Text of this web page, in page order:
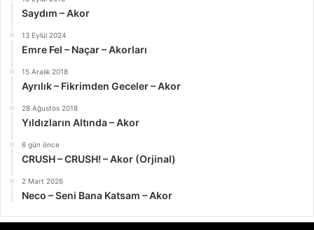
Saydım – Akor
13 Eylül 2024
Emre Fel – Naçar – Akorları
15 Aralık 2018
Ayrılık – Fikrimden Geceler – Akor
28 Ağustos 2018
Yıldızların Altında – Akor
6 gün önce
CRUSH – CRUSH! – Akor (Orjinal)
2 Mart 2026
Neco – Seni Bana Katsam – Akor